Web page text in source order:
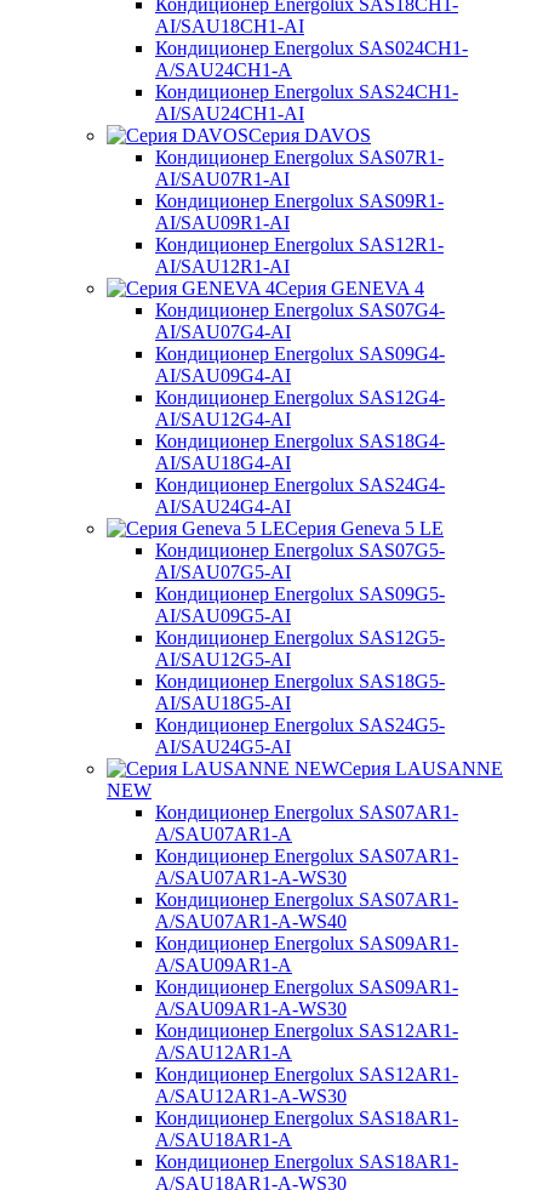
Кондиционер Energolux SAS18CH1-
AI/SAU18CH1-AI
Кондиционер Energolux SAS024CH1-
A/SAU24CH1-A
Кондиционер Energolux SAS24CH1-
AI/SAU24CH1-AI
Серия DAVOS
Кондиционер Energolux SAS07R1-
AI/SAU07R1-AI
Кондиционер Energolux SAS09R1-
AI/SAU09R1-AI
Кондиционер Energolux SAS12R1-
AI/SAU12R1-AI
Серия GENEVA 4
Кондиционер Energolux SAS07G4-
AI/SAU07G4-AI
Кондиционер Energolux SAS09G4-
AI/SAU09G4-AI
Кондиционер Energolux SAS12G4-
AI/SAU12G4-AI
Кондиционер Energolux SAS18G4-
AI/SAU18G4-AI
Кондиционер Energolux SAS24G4-
AI/SAU24G4-AI
Серия Geneva 5 LE
Кондиционер Energolux SAS07G5-
AI/SAU07G5-AI
Кондиционер Energolux SAS09G5-
AI/SAU09G5-AI
Кондиционер Energolux SAS12G5-
AI/SAU12G5-AI
Кондиционер Energolux SAS18G5-
AI/SAU18G5-AI
Кондиционер Energolux SAS24G5-
AI/SAU24G5-AI
Серия LAUSANNE
NEW
Кондиционер Energolux SAS07AR1-
A/SAU07AR1-A
Кондиционер Energolux SAS07AR1-
A/SAU07AR1-A-WS30
Кондиционер Energolux SAS07AR1-
A/SAU07AR1-A-WS40
Кондиционер Energolux SAS09AR1-
A/SAU09AR1-A
Кондиционер Energolux SAS09AR1-
A/SAU09AR1-A-WS30
Кондиционер Energolux SAS12AR1-
A/SAU12AR1-A
Кондиционер Energolux SAS12AR1-
A/SAU12AR1-A-WS30
Кондиционер Energolux SAS18AR1-
A/SAU18AR1-A
Кондиционер Energolux SAS18AR1-
A/SAU18AR1-A-WS30